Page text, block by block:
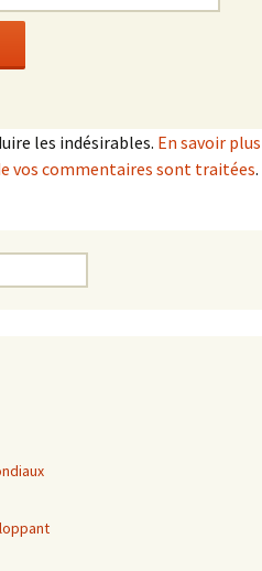
les indésirables. En savoir plus
vos commentaires sont traitées.